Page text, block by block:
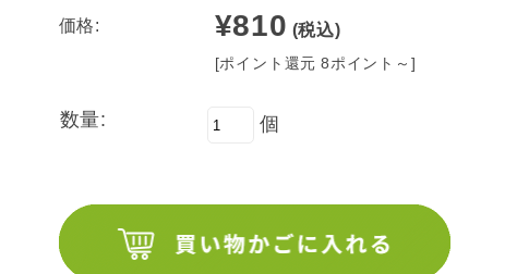
価格: ¥810 (税込)
[ポイント還元 8ポイント～]
数量: 個